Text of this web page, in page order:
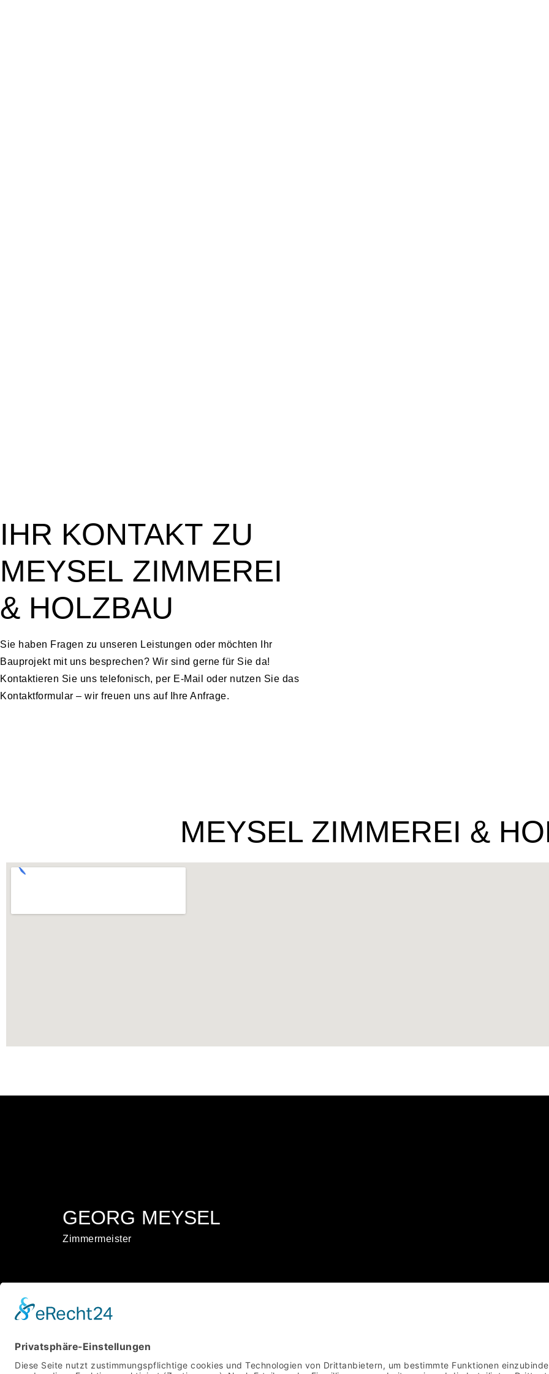
IHR KONTAKT ZU
MEYSEL ZIMMEREI
& HOLZBAU
Sie haben Fragen zu unseren Leistungen oder möchten Ihr
Bauprojekt mit uns besprechen? Wir sind gerne für Sie da!
Kontaktieren Sie uns telefonisch, per E-Mail oder nutzen Sie das
Kontaktformular – wir freuen uns auf Ihre Anfrage.
MEYSEL ZIMMEREI &
GEORG MEYSEL
Zimmermeister